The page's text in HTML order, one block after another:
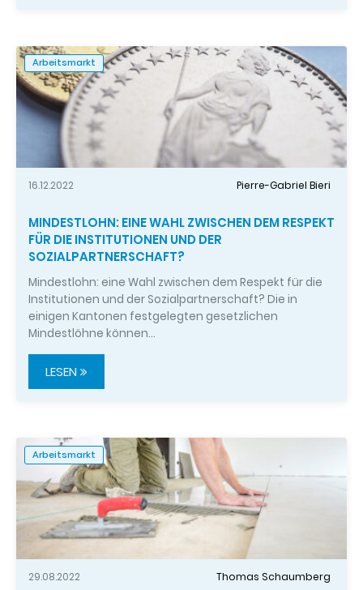
Arbeitsmarkt
16.12.2022 Pierre-Gabriel Bieri
MINDESTLOHN: EINE WAHL ZWISCHEN DEM RESPEKT
FÜR DIE INSTITUTIONEN UND DER
SOZIALPARTNERSCHAFT?
Mindestlohn: eine Wahl zwischen dem Respekt für die
Institutionen und der Sozialpartnerschaft? Die in
einigen Kantonen festgelegten gesetzlichen
Mindestlöhne können…
LESEN
Arbeitsmarkt
29.08.2022 Thomas Schaumberg